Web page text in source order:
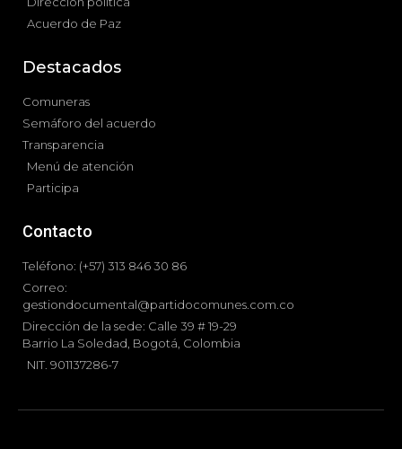
Acuerdo de Paz
Destacados
Comuneras
Semáforo del acuerdo
Transparencia
Menú de atención
Participa
Contacto
Teléfono: (+57) 313 846 30 86
Correo:
gestiondocumental@partidocomunes.com.co
Dirección de la sede: Calle 39 # 19-29
Barrio La Soledad, Bogotá, Colombia
NIT. 901137286-7